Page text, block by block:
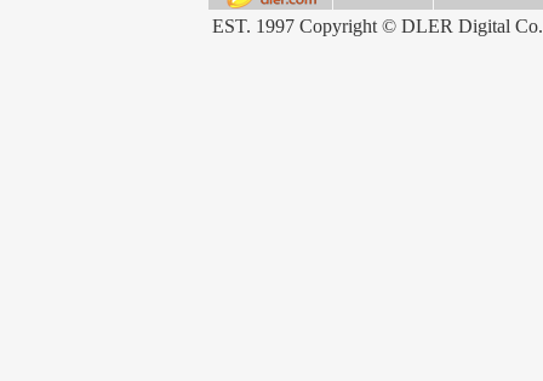
EST. 1997 Copyright © DLER Digital